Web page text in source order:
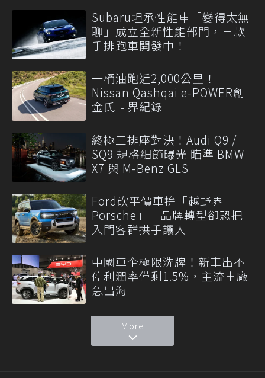
Subaru坦承性能車「變得太無
聊」成立全新性能部門，三款
手排跑車開發中！
一桶油跑近2,000公里！
Nissan Qashqai e-POWER創
金氏世界紀錄
終極三排座對決！Audi Q9 /
SQ9 規格細節曝光 瞄準 BMW
X7 與 M-Benz GLS
Ford砍平價車拚「越野界
Porsche」 品牌轉型卻恐把
入門客群拱手讓人
中國車企極限洗牌！新車出不
停利潤率僅剩1.5%，主流車廠
急出海
More